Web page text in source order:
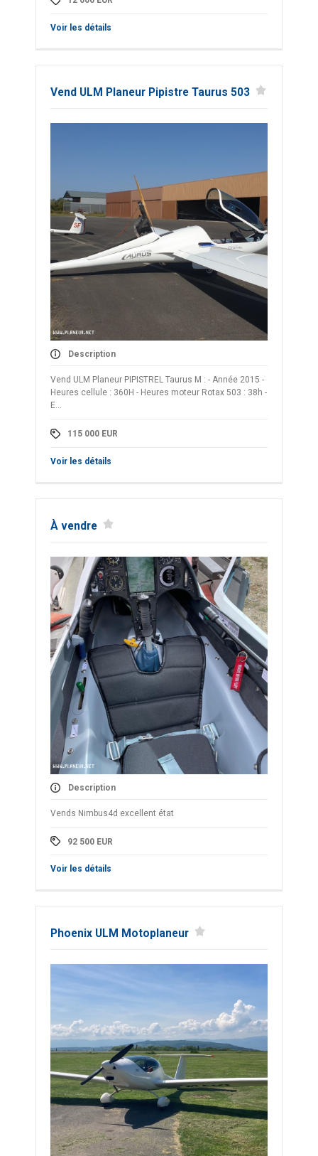
Voir les détails
Vend ULM Planeur Pipistre Taurus 503
Description
Vend ULM Planeur PIPISTREL Taurus M : - Année 2015 -
Heures cellule : 360H - Heures moteur Rotax 503 : 38h -
E...
115 000 EUR
Voir les détails
À vendre
Description
Vends Nimbus4d excellent état
92 500 EUR
Voir les détails
Phoenix ULM Motoplaneur